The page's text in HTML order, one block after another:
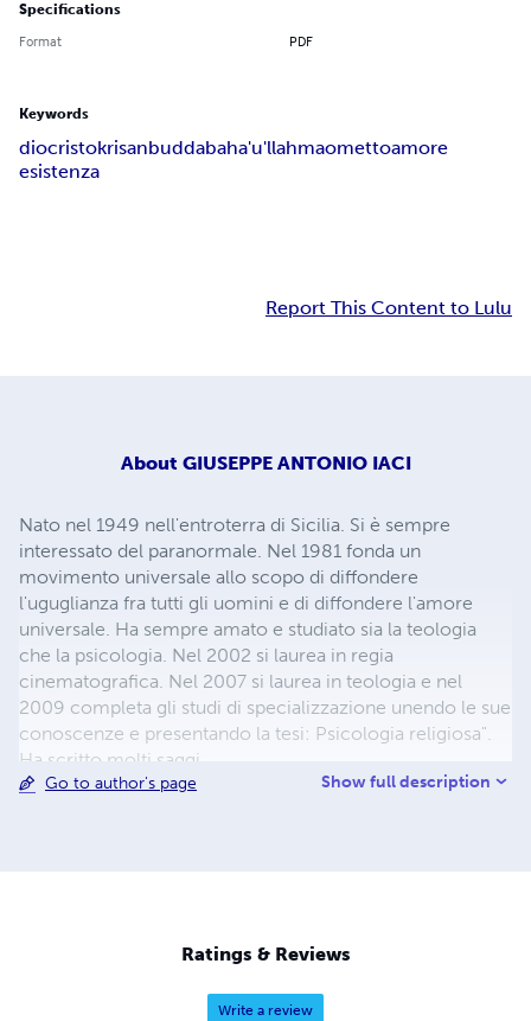
Specifications
Format PDF
Keywords
diocristokrisanbuddabaha'u'llahmaomettoamore
esistenza
Report This Content to Lulu
About GIUSEPPE ANTONIO IACI
Nato nel 1949 nell'entroterra di Sicilia. Si è sempre
interessato del paranormale. Nel 1981 fonda un
movimento universale allo scopo di diffondere
l'uguglianza fra tutti gli uomini e di diffondere l'amore
universale. Ha sempre amato e studiato sia la teologia
che la psicologia. Nel 2002 si laurea in regia
cinematografica. Nel 2007 si laurea in teologia e nel
2009 completa gli studi di specializzazione unendo le sue
conoscenze e presentando la tesi: Psicologia religiosa".
Ha scritto molti saggi.
Go to author's page Show full description
Ratings & Reviews
Write a review